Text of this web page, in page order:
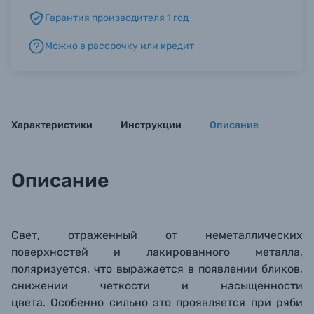
Б/У фототехника (Комиссионные товары)
Гарантия производителя 1 год
Можно в рассрочку или кредит
Характеристики Инструкции Описание
Описание
Свет, отраженный от неметаллических
поверхностей и лакированного металла,
поляризуется, что выражается в появлении бликов,
снижении четкости и насыщенности
цвета. Особенно сильно это проявляется при ряби